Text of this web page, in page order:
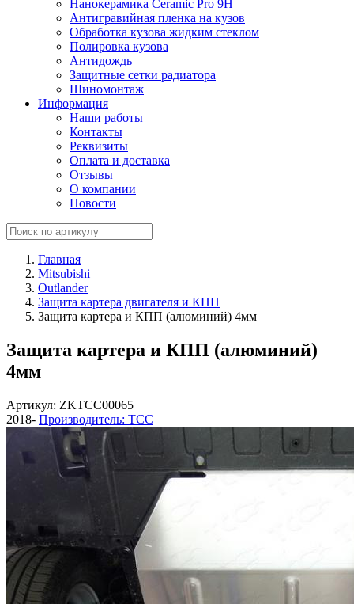
Нанокерамика Ceramic Pro 9H
Антигравийная пленка на кузов
Обработка кузова жидким стеклом
Полировка кузова
Антидождь
Защитные сетки радиатора
Шиномонтаж
Информация
Наши работы
Контакты
Реквизиты
Оплата и доставка
Отзывы
О компании
Новости
Главная
Mitsubishi
Outlander
Защита картера двигателя и КПП
Защита картера и КПП (алюминий) 4мм
Защита картера и КПП (алюминий)
4мм
Артикул: ZKTCC00065
2018- Производитель: ТСС